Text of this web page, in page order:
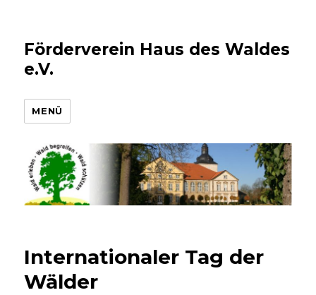
Förderverein Haus des Waldes
e.V.
MENÜ
Internationaler Tag der
Wälder